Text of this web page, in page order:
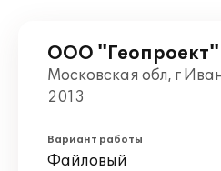
ООО "Геопроект"
Московская обл, г
2013
Вариант работы
Файловый